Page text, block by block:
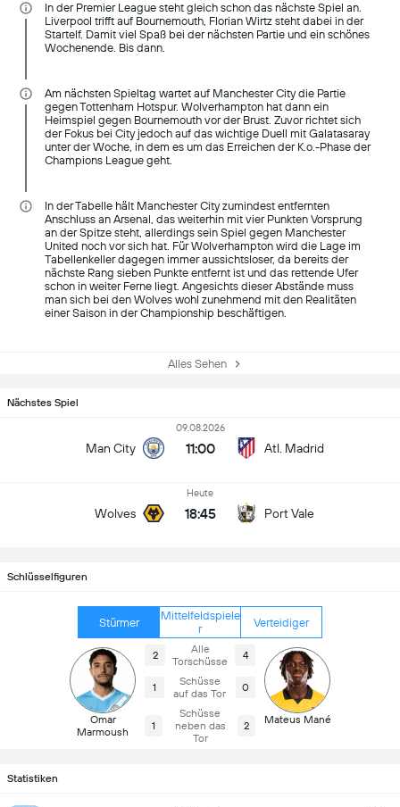
In der Premier League steht gleich schon das nächste Spiel an.
Liverpool trifft auf Bournemouth, Florian Wirtz steht dabei in der
Startelf. Damit viel Spaß bei der nächsten Partie und ein schönes
Wochenende. Bis dann.
Am nächsten Spieltag wartet auf Manchester City die Partie
gegen Tottenham Hotspur. Wolverhampton hat dann ein
Heimspiel gegen Bournemouth vor der Brust. Zuvor richtet sich
der Fokus bei City jedoch auf das wichtige Duell mit Galatasaray
unter der Woche, in dem es um das Erreichen der K.o.-Phase der
Champions League geht.
In der Tabelle hält Manchester City zumindest entfernten
Anschluss an Arsenal, das weiterhin mit vier Punkten Vorsprung
an der Spitze steht, allerdings sein Spiel gegen Manchester
United noch vor sich hat. Für Wolverhampton wird die Lage im
Tabellenkeller dagegen immer aussichtsloser, da bereits der
nächste Rang sieben Punkte entfernt ist und das rettende Ufer
schon in weiter Ferne liegt. Angesichts dieser Abstände muss
man sich bei den Wolves wohl zunehmend mit den Realitäten
einer Saison in der Championship beschäftigen.
Alles Sehen
Nächstes Spiel
Man City
09.08.2026
11:00 Atl. Madrid
Wolves
Heute
18:45 Port Vale
Schlüsselfiguren
Stürmer
Mittelfeldspiele
r
Verteidiger
Omar
Marmoush
2
Alle
Torschüsse
4
1
Schüsse
auf das Tor
0
1
Schüsse
neben das
Tor
2 Mateus Mané
Statistiken